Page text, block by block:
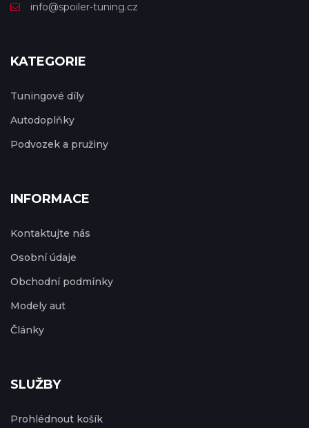
info@spoiler-tuning.cz
KATEGORIE
Tuningové díly
Autodoplňky
Podvozek a pružiny
INFORMACE
Kontaktujte nás
Osobní údaje
Obchodní podmínky
Modely aut
Články
SLUŽBY
Prohlédnout košík